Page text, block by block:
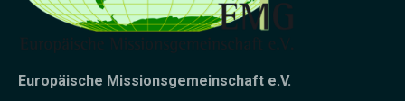
Europäische Missionsgemeinschaft e.V.